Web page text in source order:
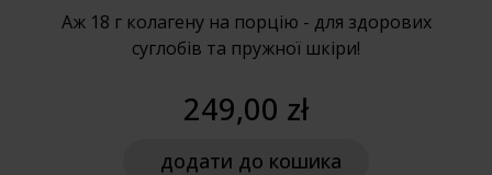
Аж 18 г колагену на порцію - для здорових
суглобів та пружної шкіри!
249,00 zł
додати до кошика